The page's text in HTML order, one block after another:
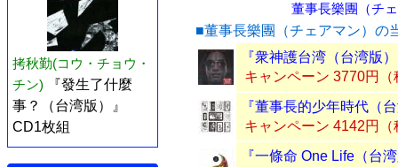
拷秋勤(コウ・チョウ・
チン)
『發生了什麼
事？（台湾版）』
CD1枚組
董事長樂團（チ
■董事長樂團（チェアマン）の
『衆神護台湾（台湾版
キャンペーン 3770円（
『董事長的少年時代（
キャンペーン 4142円（
『一條命 One Life（台